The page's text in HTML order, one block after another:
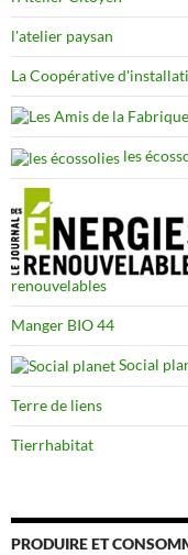
l'atelier paysan
La Coopérative
les
renouvelables
Manger BIO 44
Social
Terre de liens
Tierrhabitat
PRODUIRE ET